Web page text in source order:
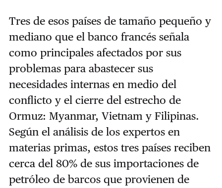
Tres de esos países de tamaño pequeño y
mediano que el banco francés señala
como principales afectados por sus
problemas para abastecer sus
necesidades internas en medio del
conflicto y el cierre del estrecho de
Ormuz: Myanmar, Vietnam y Filipinas.
Según el análisis de los expertos en
materias primas, estos tres países reciben
cerca del 80% de sus importaciones de
petróleo de barcos que provienen de